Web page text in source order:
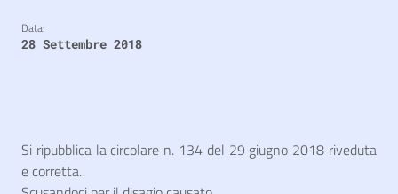
Data:
28 Settembre 2018
Si ripubblica la circolare n. 134 del 29 giugno 2018 riveduta
e corretta.